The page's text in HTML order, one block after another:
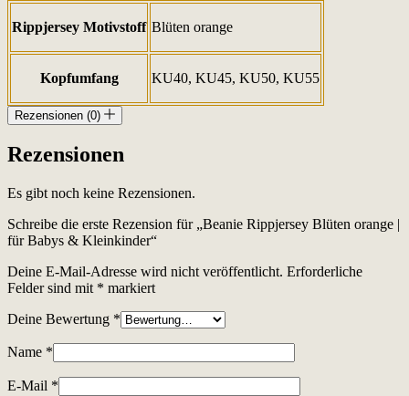
Rippjersey Motivstoff Blüten orange
Kopfumfang KU40, KU45, KU50, KU55
Rezensionen (0)
Rezensionen
Es gibt noch keine Rezensionen.
Schreibe die erste Rezension für „Beanie Rippjersey Blüten orange |
für Babys & Kleinkinder“
Deine E-Mail-Adresse wird nicht veröffentlicht. Erforderliche
Felder sind mit * markiert
Deine Bewertung *
Name *
E-Mail *